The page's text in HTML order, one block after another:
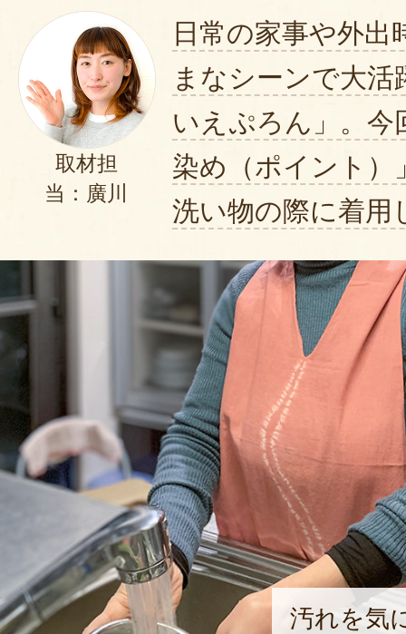
取材担
当：廣川
日常の家事や外出
まなシーンで大
いえぷろん」。今
染め（ポイント）
洗い物の際に着用
汚れを気